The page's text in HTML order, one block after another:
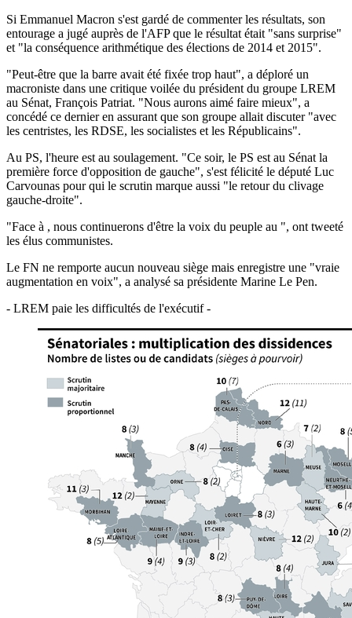
Si Emmanuel Macron s'est gardé de commenter les résultats, son
entourage a jugé auprès de l'AFP que le résultat était "sans surprise"
et "la conséquence arithmétique des élections de 2014 et 2015".
"Peut-être que la barre avait été fixée trop haut", a déploré un
macroniste dans une critique voilée du président du groupe LREM
au Sénat, François Patriat. "Nous aurons aimé faire mieux", a
concédé ce dernier en assurant que son groupe allait discuter "avec
les centristes, les RDSE, les socialistes et les Républicains".
Au PS, l'heure est au soulagement. "Ce soir, le PS est au Sénat la
première force d'opposition de gauche", s'est félicité le député Luc
Carvounas pour qui le scrutin marque aussi "le retour du clivage
gauche-droite".
"Face à , nous continuerons d'être la voix du peuple au ", ont tweeté
les élus communistes.
Le FN ne remporte aucun nouveau siège mais enregistre une "vraie
augmentation en voix", a analysé sa présidente Marine Le Pen.
- LREM paie les difficultés de l'exécutif -